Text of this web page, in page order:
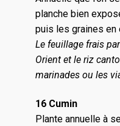
planche bien
puis les graines en
Le feuillage frais
Orient et le riz
marinades ou les
16 Cumin
Plante annuelle à